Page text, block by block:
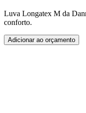
Luva Longatex M da
conforto.
Adicionar ao orçamento